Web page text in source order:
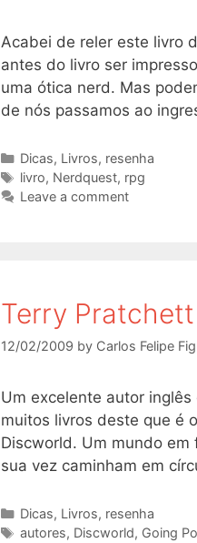
Acabei de reler este livro
antes do livro ser
uma ótica nerd. Mas
de nós passamos ao
Categories
Dicas, Livros, resenha
Tags
livro, Nerdquest, rpg
Leave a comment
Terry Pratchett
12/02/2009 by Carlos Felipe
Um excelente autor
muitos livros deste que é
Discworld. Um mundo
sua vez caminham em
Categories
Dicas, Livros, resenha
Tags
autores, Discworld, Going